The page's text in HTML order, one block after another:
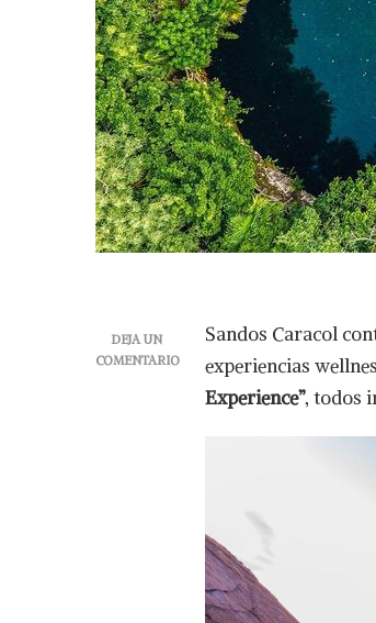
DEJA UN
COMENTARIO
Sandos Caracol
experiencias
Experience”, todos